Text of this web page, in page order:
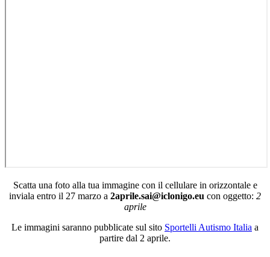
Scatta una foto alla tua immagine con il cellulare in orizzontale e
inviala entro il 27 marzo a 2aprile.sai@iclonigo.eu con oggetto: 2
aprile
Le immagini saranno pubblicate sul sito Sportelli Autismo Italia a
partire dal 2 aprile.